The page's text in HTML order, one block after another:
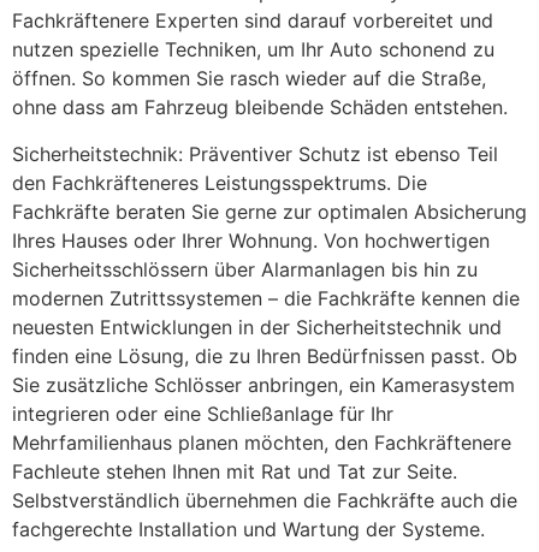
Fachkräftenere Experten sind darauf vorbereitet und
nutzen spezielle Techniken, um Ihr Auto schonend zu
öffnen. So kommen Sie rasch wieder auf die Straße,
ohne dass am Fahrzeug bleibende Schäden entstehen.
Sicherheitstechnik: Präventiver Schutz ist ebenso Teil
den Fachkräfteneres Leistungsspektrums. Die
Fachkräfte beraten Sie gerne zur optimalen Absicherung
Ihres Hauses oder Ihrer Wohnung. Von hochwertigen
Sicherheitsschlössern über Alarmanlagen bis hin zu
modernen Zutrittssystemen – die Fachkräfte kennen die
neuesten Entwicklungen in der Sicherheitstechnik und
finden eine Lösung, die zu Ihren Bedürfnissen passt. Ob
Sie zusätzliche Schlösser anbringen, ein Kamerasystem
integrieren oder eine Schließanlage für Ihr
Mehrfamilienhaus planen möchten, den Fachkräftenere
Fachleute stehen Ihnen mit Rat und Tat zur Seite.
Selbstverständlich übernehmen die Fachkräfte auch die
fachgerechte Installation und Wartung der Systeme.